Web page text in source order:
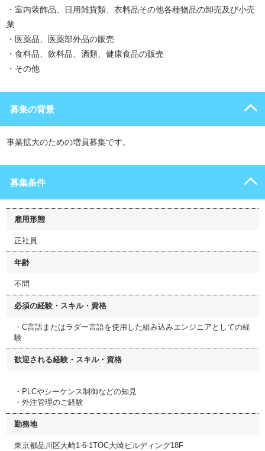
・室内装飾品、日用雑貨類、衣料品その他各種物品の卸売及び小売
業
・医薬品、医薬部外品の販売
・食料品、飲料品、酒類、健康食品の販売
・その他
募集の背景
事業拡大のための増員募集です。
募集条件
雇用形態
正社員
年齢
不問
必須の経験・スキル・資格
・C言語またはラダー言語を使用した組み込みエンジニアとしての経
験
歓迎される経験・スキル・資格
・PLCやシーケンス制御などの知見
・外注管理のご経験
勤務地
東京都品川区大崎1-6-1TOC大崎ビルディング18F